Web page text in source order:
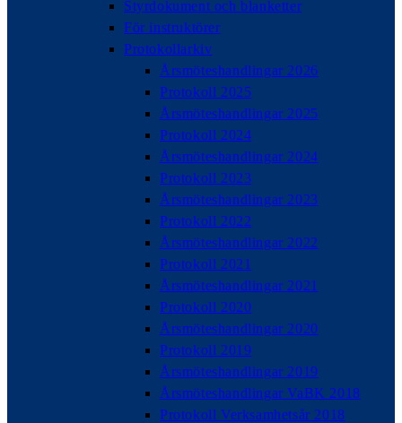
Styrdokument och blanketter
För instruktörer
Protokollarkiv
Årsmöteshandlingar 2026
Protokoll 2025
Årsmöteshandlingar 2025
Protokoll 2024
Årsmöteshandlingar 2024
Protokoll 2023
Årsmöteshandlingar 2023
Protokoll 2022
Årsmöteshandlingar 2022
Protokoll 2021
Årsmöteshandlingar 2021
Protokoll 2020
Årsmöteshandlingar 2020
Protokoll 2019
Årsmöteshandlingar 2019
Årsmöteshandlingar VaBK 2018
Protokoll Verksamhetsår 2018